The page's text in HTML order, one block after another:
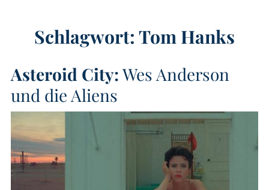
Schlagwort: Tom Hanks
Asteroid City:Wes Anderson
und die Aliens